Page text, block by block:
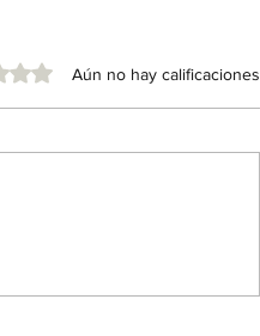
5 estrellas.Aún no hay calificaciones